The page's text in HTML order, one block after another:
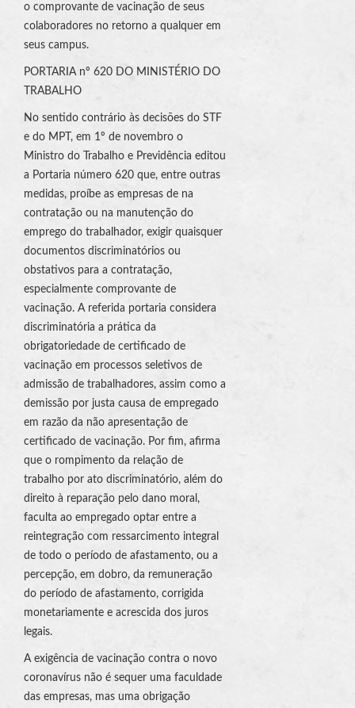
o comprovante de vacinação de seus
colaboradores no retorno a qualquer em
seus campus.
PORTARIA nº 620 DO MINISTÉRIO DO
TRABALHO
No sentido contrário às decisões do STF
e do MPT, em 1º de novembro o
Ministro do Trabalho e Previdência editou
a Portaria número 620 que, entre outras
medidas, proíbe as empresas de na
contratação ou na manutenção do
emprego do trabalhador, exigir quaisquer
documentos discriminatórios ou
obstativos para a contratação,
especialmente comprovante de
vacinação. A referida portaria considera
discriminatória a prática da
obrigatoriedade de certificado de
vacinação em processos seletivos de
admissão de trabalhadores, assim como a
demissão por justa causa de empregado
em razão da não apresentação de
certificado de vacinação. Por fim, afirma
que o rompimento da relação de
trabalho por ato discriminatório, além do
direito à reparação pelo dano moral,
faculta ao empregado optar entre a
reintegração com ressarcimento integral
de todo o período de afastamento, ou a
percepção, em dobro, da remuneração
do período de afastamento, corrigida
monetariamente e acrescida dos juros
legais.
A exigência de vacinação contra o novo
coronavírus não é sequer uma faculdade
das empresas, mas uma obrigação